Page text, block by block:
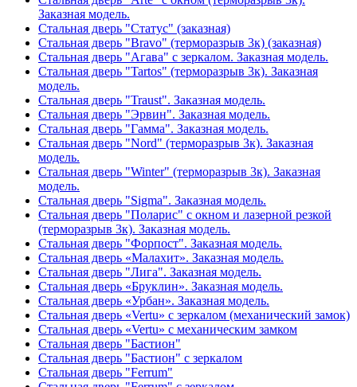
Заказная модель.
Стальная дверь "Статус" (заказная)
Стальная дверь "Bravo" (терморазрыв 3к) (заказная)
Стальная дверь "Агава" с зеркалом. Заказная модель.
Стальная дверь "Tartos" (терморазрыв 3к). Заказная
модель.
Стальная дверь "Traust". Заказная модель.
Стальная дверь "Эрвин". Заказная модель.
Стальная дверь "Гамма". Заказная модель.
Стальная дверь "Nord" (терморазрыв 3к). Заказная
модель.
Стальная дверь "Winter" (терморазрыв 3к). Заказная
модель.
Стальная дверь "Sigma". Заказная модель.
Стальная дверь "Поларис" с окном и лазерной резкой
(терморазрыв 3к). Заказная модель.
Стальная дверь "Форпост". Заказная модель.
Стальная дверь «Малахит». Заказная модель.
Стальная дверь "Лига". Заказная модель.
Стальная дверь «Бруклин». Заказная модель.
Стальная дверь «Урбан». Заказная модель.
Стальная дверь «Vertu» с зеркалом (механический замок)
Стальная дверь «Vertu» с механическим замком
Стальная дверь "Бастион"
Стальная дверь "Бастион" с зеркалом
Стальная дверь "Ferrum"